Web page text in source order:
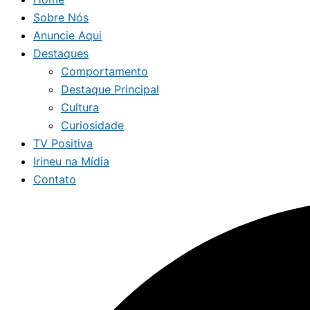
Sobre Nós
Anuncie Aqui
Destaques
Comportamento
Destaque Principal
Cultura
Curiosidade
TV Positiva
Irineu na Mídia
Contato